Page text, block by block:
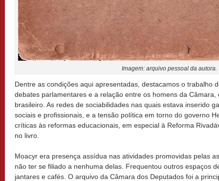
Imagem: arquivo pessoal da autora.
Dentre as condições aqui apresentadas, destacamos o trabalho
debates parlamentares e a relação entre os homens da Câmara,
brasileiro. As redes de sociabilidades nas quais estava inserido
sociais e profissionais, e a tensão política em torno do governo
críticas às reformas educacionais, em especial à Reforma
no livro.
Moacyr era presença assídua nas atividades promovidas pelas
não ter se filiado a nenhuma delas. Frequentou outros espaços
jantares e cafés. O arquivo da Câmara dos Deputados foi a